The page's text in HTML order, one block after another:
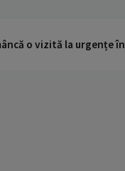
o vizită la urgențe